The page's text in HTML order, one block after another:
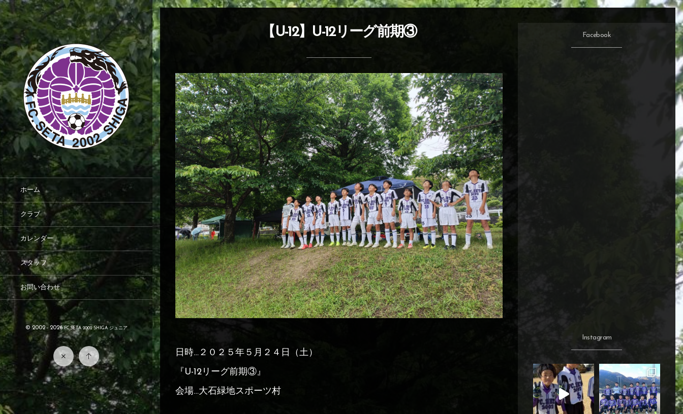
ホーム
クラブ
カレンダー
スタッフ
お問い合わせ
© 2002 - 2026 FC.SETA 2002 SHIGA ジュニア
【U-12】U-12リーグ前期③
日時…２０２５年５月２４日（土）
『U-12リーグ前期③』
会場…大石緑地スポーツ村
Facebook
Instagram